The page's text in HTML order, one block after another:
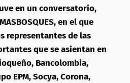
en un conversatorio,
en el que
representantes de las
que se asientan en
Bancolombia,
EPM, Socya, Corona,